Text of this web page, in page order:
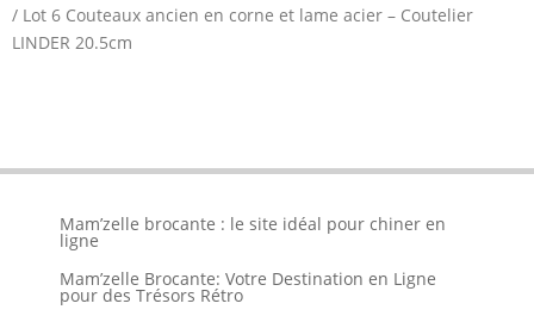
/ Lot 6 Couteaux ancien en corne et lame acier – Coutelier
LINDER 20.5cm
Mam’zelle brocante : le site idéal pour chiner en
ligne
Mam’zelle Brocante: Votre Destination en Ligne
pour des Trésors Rétro